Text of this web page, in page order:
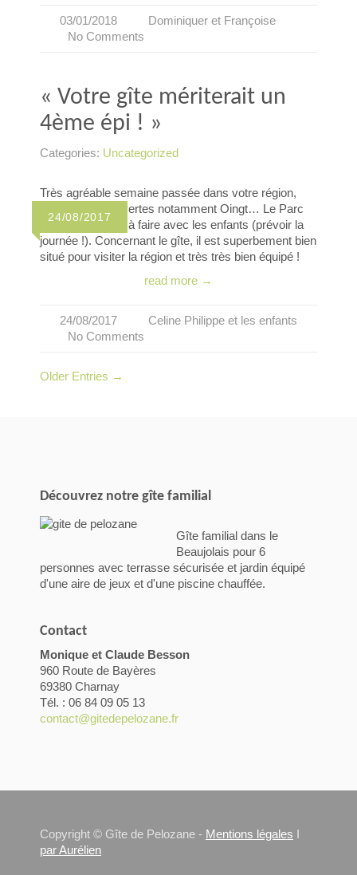
03/01/2018
Dominiquer et Françoise
No Comments
« Votre gîte mériterait un
4ème épi ! »
Categories: Uncategorized
24/08/2017
Très agréable semaine passée dans votre région,
plusieurs découvertes notamment Oingt… Le Parc
aux Oiseaux est à faire avec les enfants (prévoir la
journée !). Concernant le gîte, il est superbement bien
situé pour visiter la région et très très bien équipé !
read more →
24/08/2017
Celine Philippe et les enfants
No Comments
Older Entries →
Découvrez notre gîte familial
Gîte familial dans le
Beaujolais pour 6
personnes avec terrasse sécurisée et jardin équipé
d'une aire de jeux et d'une piscine chauffée.
Contact
Monique et Claude Besson
960 Route de Bayères
69380 Charnay
Tél. : 06 84 09 05 13
contact@gitedepelozane.fr
Copyright © Gîte de Pelozane - Mentions légales I
par Aurélien